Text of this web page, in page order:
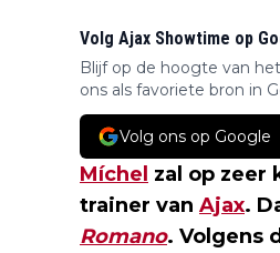
Volg Ajax Showtime op
Blijf op de hoogte van
ons als favoriete bron in
Volg ons op Google
Míchel zal op
trainer van Ajax.
Romano. Volgens